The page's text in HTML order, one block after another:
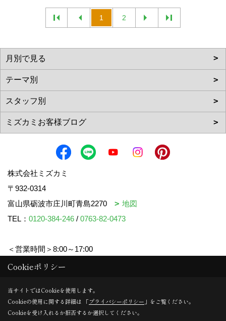
1 2
株式会社ミズカミ
〒932-0314
富山県砺波市庄川町青島2270
地図
TEL： 0120-384-246 / 0763-82-0473
＜営業時間＞8:00～17:00
＜定休日＞水曜日・祝日
Copyright (c) mizukami. All Rights Reserved.
Cookieポリシー
当サイトではCookieを使用します。
Cookieの使用に関する詳細は 「プライバシーポリシー 」をご覧ください。
Cookieを受け入れるか拒否するか選択してください。